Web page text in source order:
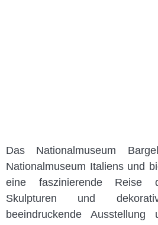
Das Nationalmuseum
Nationalmuseum Italiens und
eine faszinierende Reise
Skulpturen und
beeindruckende